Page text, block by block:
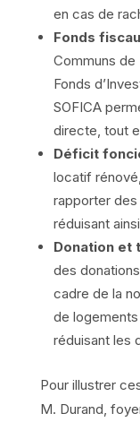
en cas de
Fonds
Communs de
Fonds
SOFICA
directe, tout
Déficit
locatif
rapporter
réduisant
Donation et
des
cadre de la
de
réduisant les
Pour illustrer
M. Durand,